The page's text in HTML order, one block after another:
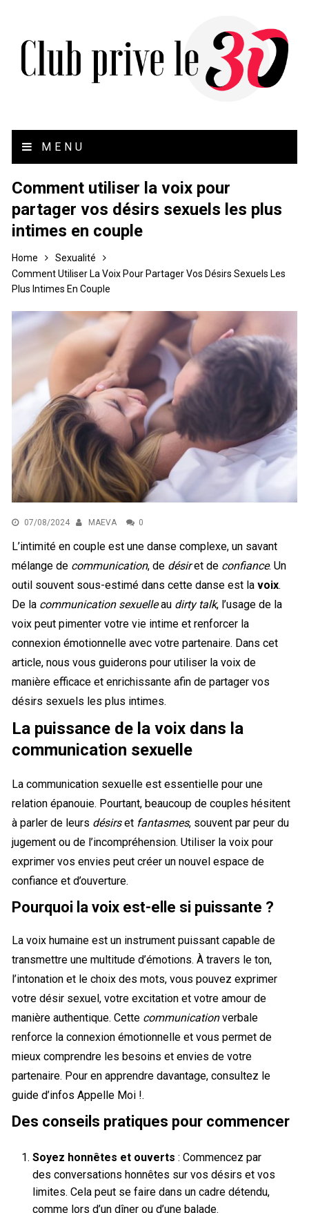
MENU
Comment utiliser la voix pour
partager vos désirs sexuels les plus
intimes en couple
Home
Sexualité
Comment Utiliser La Voix Pour Partager Vos Désirs Sexuels Les
Plus Intimes En Couple
07/08/2024 MAEVA 0
L’intimité en couple est une danse complexe, un savant
mélange de communication, de désiret de confiance. Un
outil souvent sous-estimé dans cette danse est lavoix.
De la communication sexuelleau dirty talk, l’usage de la
voix peut pimenter votre vie intime et renforcer la
connexion émotionnelle avec votre partenaire. Dans cet
article, nous vous guiderons pour utiliser la voix de
manière efficace et enrichissante afin de partager vos
désirs sexuels les plus intimes.
La puissance de la voix dans la
communication sexuelle
La communication sexuelle est essentielle pour une
relation épanouie. Pourtant, beaucoup de couples hésitent
à parler de leurs désirset fantasmes, souvent par peur du
jugement ou de l’incompréhension. Utiliser la voix pour
exprimer vos envies peut créer un nouvel espace de
confiance et d’ouverture.
Pourquoi la voix est-elle si puissante ?
La voix humaine est un instrument puissant capable de
transmettre une multitude d’émotions. À travers le ton,
l’intonation et le choix des mots, vous pouvez exprimer
votre désir sexuel, votre excitation et votre amour de
manière authentique. Cette communicationverbale
renforce la connexion émotionnelle et vous permet de
mieux comprendre les besoins et envies de votre
partenaire. Pour en apprendre davantage, consultez le
guide d’infos Appelle Moi !.
Des conseils pratiques pour commencer
Soyez honnêtes et ouverts : Commencez par
des conversations honnêtes sur vos désirs et vos
limites. Cela peut se faire dans un cadre détendu,
comme lors d’un dîner ou d’une balade.